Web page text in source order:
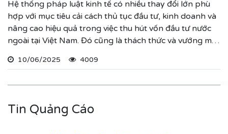
Hệ thống pháp luật kinh tế có nhiều thay đổi lớn phù
hợp với mục tiêu cải cách thủ tục đầu tư, kinh doanh và
nâng cao hiệu quả trong việc thu hút vốn đầu tư nước
ngoài tại Việt Nam. Đó cũng là thách thức và vướng mắc
đối diện. Quý vị khi có nhu cầu tư vấn pháp luật kinh tế
10/06/2025 4009
Tin Quảng Cáo